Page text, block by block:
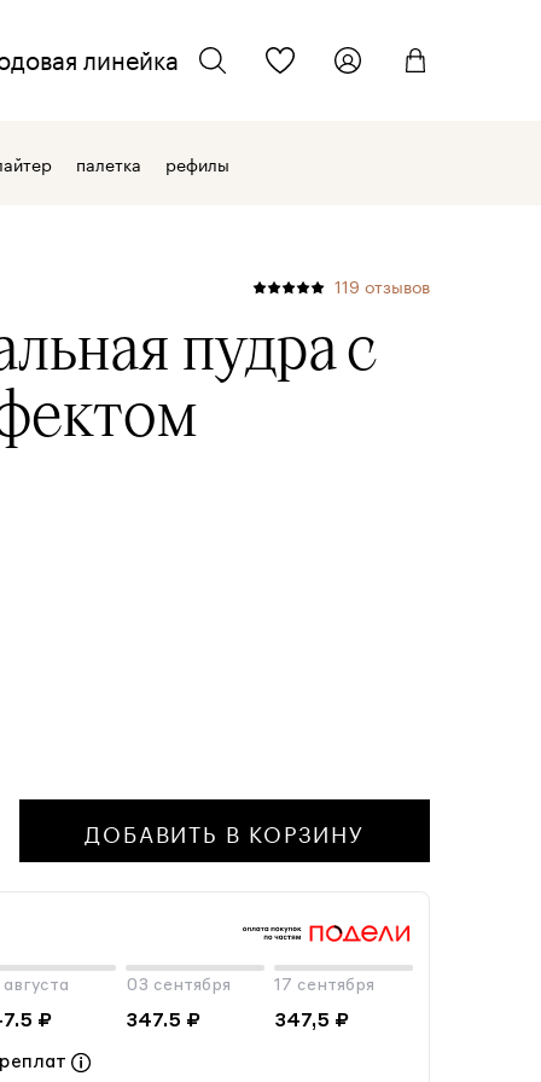
линейка
info@kmcosmetics.ru
палетка рефилы
119 отзывов
пудрас
ДОБАВИТЬ В КОРЗИНУ
₽
03 сентября
347.5 ₽
17 сентября
347,5 ₽